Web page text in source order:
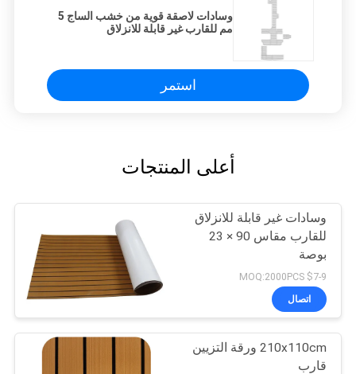
وسادات لاصقة قوية من خشب الساج 5
مم للقارب غير قابلة للانزلاق
استمر
أعلى المنتجات
وسادات غير قابلة للانزلاق
للقارب مقاس 90 × 23
بوصة
$7-9 MOQ:2000PCS
اتصال
210x110cm ورقة التزيين
قارب